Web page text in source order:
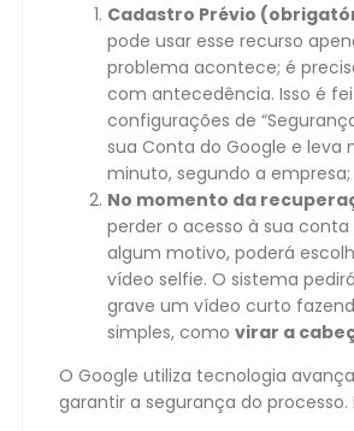
Cadastro Prévio
pode usar esse recurso
problema acontece; é
com antecedência. Isso é
configurações de
sua Conta do Google e leva
minuto, segundo a empresa;
No momento da
perder o acesso à sua
algum motivo, poderá
vídeo selfie. O sistema
grave um vídeo curto
simples, como virar a
O Google utiliza tecnologia
garantir a segurança do processo.